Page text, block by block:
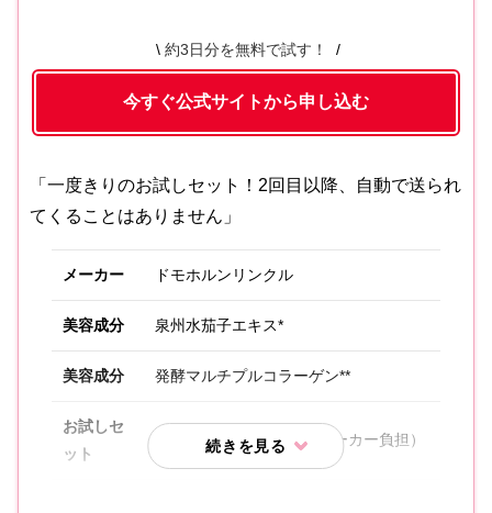
約3日分を無料で試す！
今すぐ公式サイトから申し込む
「一度きりのお試しセット！2回目以降、自動で送られ
てくることはありません」
メーカー ドモホルンリンクル
美容成分 泉州水茄子エキス*
美容成分 発酵マルチプルコラーゲン**
お試しセ
ット
約3日分が無料（送料はメーカー負担）